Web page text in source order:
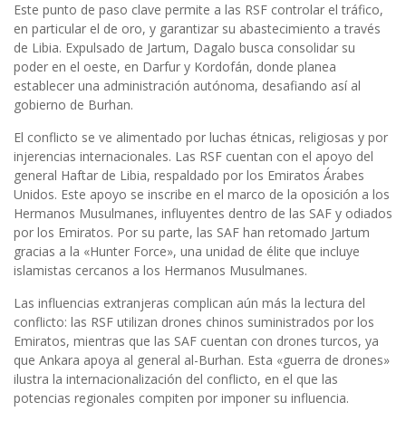
Este punto de paso clave permite a las RSF controlar el tráfico,
en particular el de oro, y garantizar su abastecimiento a través
de Libia. Expulsado de Jartum, Dagalo busca consolidar su
poder en el oeste, en Darfur y Kordofán, donde planea
establecer una administración autónoma, desafiando así al
gobierno de Burhan.
El conflicto se ve alimentado por luchas étnicas, religiosas y por
injerencias internacionales. Las RSF cuentan con el apoyo del
general Haftar de Libia, respaldado por los Emiratos Árabes
Unidos. Este apoyo se inscribe en el marco de la oposición a los
Hermanos Musulmanes, influyentes dentro de las SAF y odiados
por los Emiratos. Por su parte, las SAF han retomado Jartum
gracias a la «Hunter Force», una unidad de élite que incluye
islamistas cercanos a los Hermanos Musulmanes.
Las influencias extranjeras complican aún más la lectura del
conflicto: las RSF utilizan drones chinos suministrados por los
Emiratos, mientras que las SAF cuentan con drones turcos, ya
que Ankara apoya al general al-Burhan. Esta «guerra de drones»
ilustra la internacionalización del conflicto, en el que las
potencias regionales compiten por imponer su influencia.